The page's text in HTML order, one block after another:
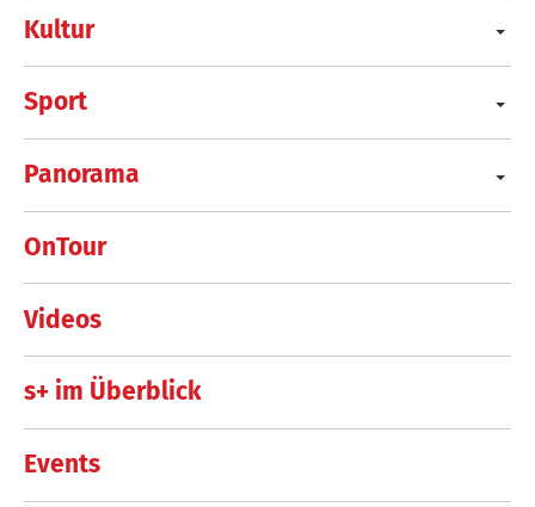
Kultur
Sport
Panorama
OnTour
Videos
s+ im Überblick
Events